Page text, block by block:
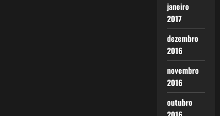
janeiro
2017
dezembro
2016
novembro
2016
outubro